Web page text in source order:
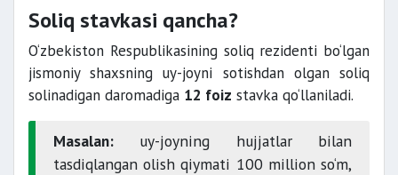
Soliq stavkasi qancha?
O‘zbekiston Respublikasining soliq rezidenti bo‘lgan
jismoniy shaxsning uy-joyni sotishdan olgan soliq
solinadigan daromadiga 12 foiz stavka qo‘llaniladi.
Masalan: uy-joyning hujjatlar bilan
tasdiqlangan olish qiymati 100 million so‘m,